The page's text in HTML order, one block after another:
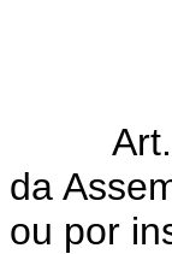
da
ou por